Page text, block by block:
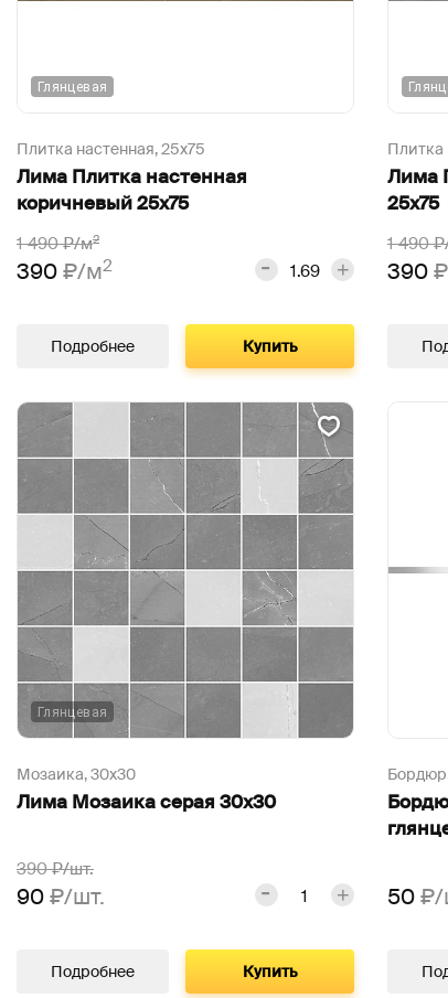
Глянцевая
Плитка настенная,25х75
Лима Плитка настенная
коричневый 25х75
1 490₽/м2
390₽/м2
Подробнее Купить
Плитка
Лима
25х75
1 490
390
Глянцевая
Мозаика,30х30
Лима Мозаика серая 30х30
390₽/шт.
90₽/шт.
Подробнее Купить
50₽/